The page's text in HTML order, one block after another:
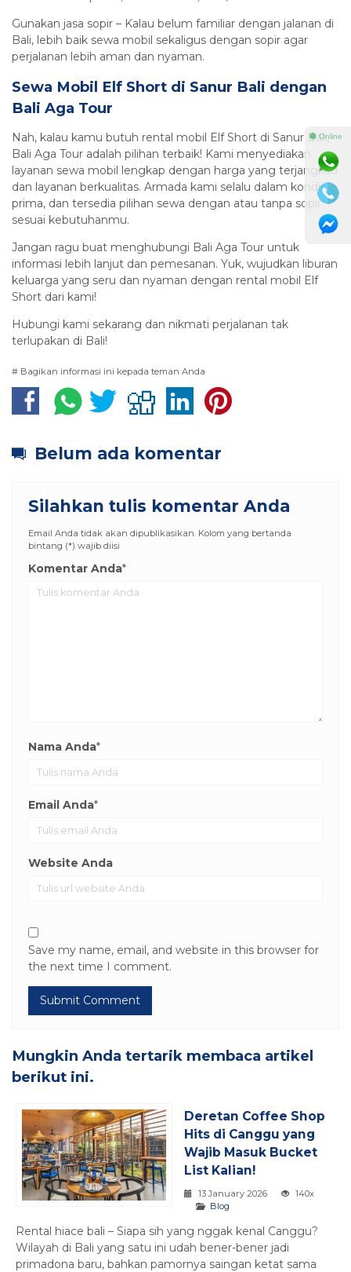
Gunakan jasa sopir – Kalau belum familiar dengan jalanan di
Bali, lebih baik sewa mobil sekaligus dengan sopir agar
perjalanan lebih aman dan nyaman.
Sewa Mobil Elf Short di Sanur Bali dengan
Bali Aga Tour
Nah, kalau kamu butuh rental mobil Elf Short di Sanur Bali,
Bali Aga Tour adalah pilihan terbaik! Kami menyediakan
layanan sewa mobil lengkap dengan harga yang terjangkau
dan layanan berkualitas. Armada kami selalu dalam kondisi
prima, dan tersedia pilihan sewa dengan atau tanpa sopir
sesuai kebutuhanmu.
Jangan ragu buat menghubungi Bali Aga Tour untuk
informasi lebih lanjut dan pemesanan. Yuk, wujudkan liburan
keluarga yang seru dan nyaman dengan rental mobil Elf
Short dari kami!
Hubungi kami sekarang dan nikmati perjalanan tak
terlupakan di Bali!
# Bagikan informasi ini kepada teman Anda
Belum ada komentar
Silahkan tulis komentar Anda
Email Anda tidak akan dipublikasikan. Kolom yang bertanda
bintang (*) wajib diisi
Komentar Anda*
Nama Anda*
Email Anda*
Website Anda
Save my name, email, and website in this browser for
the next time I comment.
Mungkin Anda tertarik membaca artikel
berikut ini.
Deretan Coffee Shop
Hits di Canggu yang
Wajib Masuk Bucket
List Kalian!
13 January 2026
140x
Blog
Rental hiace bali – Siapa sih yang nggak kenal Canggu?
Wilayah di Bali yang satu ini udah bener-bener jadi
primadona baru, bahkan pamornya saingan ketat sama
⚫ Online